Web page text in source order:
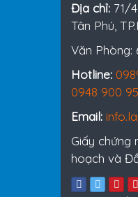
Địa chỉ: 71/
Tân Phú,
Văn Phòng:
Hotline:
0948 900
Email:
Giấy chứng
hoạch và